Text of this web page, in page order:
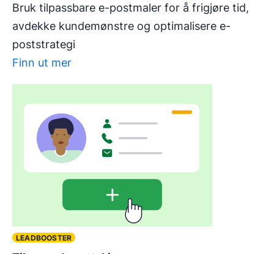
Bruk tilpassbare e-postmaler for å frigjøre tid,
avdekke kundemønstre og optimalisere e-
poststrategi
Finn ut mer
LEADBOOSTER